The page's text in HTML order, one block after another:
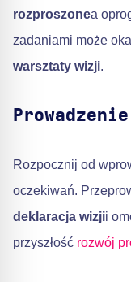
rozproszonea
zadaniami może
warsztaty wizji.
Rozpocznij od
oczekiwań.
deklaracja wizjii
przyszłość rozwój